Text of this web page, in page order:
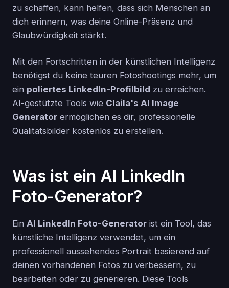
zu schaffen, kann helfen, dass sich Menschen an
dich erinnern, was deine Online-Präsenz und
Glaubwürdigkeit stärkt.
Mit den Fortschritten in der künstlichen Intelligenz
benötigst du keine teuren Fotoshootings mehr, um
ein poliertes LinkedIn-Profilbild zu erreichen.
AI-gestützte Tools wie Claila's AI Image
Generator ermöglichen es dir, professionelle
Qualitätsbilder kostenlos zu erstellen.
Was ist ein AI LinkedIn
Foto-Generator?
Ein AI LinkedIn Foto-Generator ist ein Tool, das
künstliche Intelligenz verwendet, um ein
professionell aussehendes Portrait basierend auf
deinen vorhandenen Fotos zu verbessern, zu
bearbeiten oder zu generieren. Diese Tools